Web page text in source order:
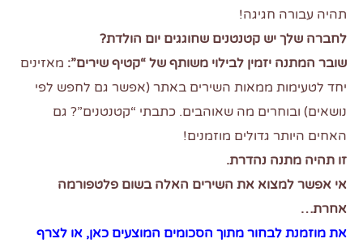
תהיה עבורה חגיגה!
לחברה שלך יש קטנטנים שחוגגים יום הולדת?
שובר המתנה יזמין לבילוי משותף של “קטיף שירים”: מאזינים
יחד לטעימות ממאות השירים באתר (אפשר גם לחפש לפי
נושאים) ובוחרים מה שאוהבים. כתבתי “קטנטנים”? גם
האחים היותר גדולים מוזמנים!
זו תהיה מתנה נהדרת.
אי אפשר למצוא את השירים האלה בשום פלטפורמה
אחרת…
את מוזמנת לבחור מתוך הסכומים המוצעים כאן, או לצרף